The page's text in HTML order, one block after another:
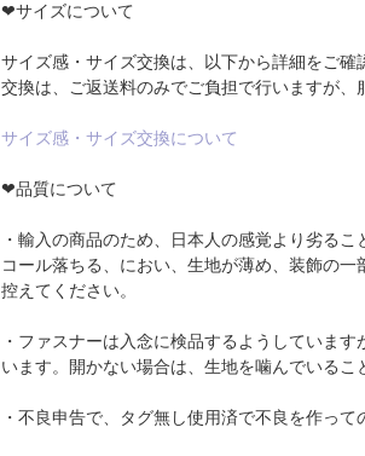
❤サイズについて
サイズ感・サイズ交換は、以下から詳細をご確
交換は、ご返送料のみでご負担で行いますが、
サイズ感・サイズ交換について
❤品質について
・輸入の商品のため、日本人の感覚より劣る
コール落ちる、におい、生地が薄め、装飾の
控えてください。
・ファスナーは入念に検品するようしていま
います。開かない場合は、生地を噛んでいるこ
・不良申告で、タグ無し使用済で不良を作っ